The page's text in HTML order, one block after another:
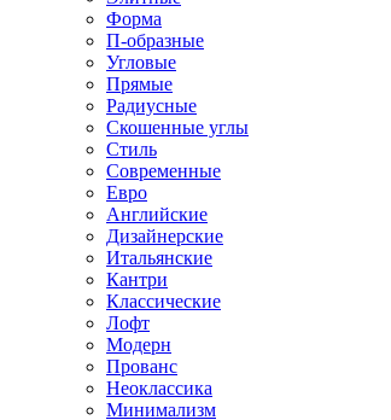
Форма
П-образные
Угловые
Прямые
Радиусные
Скошенные углы
Стиль
Современные
Евро
Английские
Дизайнерские
Итальянские
Кантри
Классические
Лофт
Модерн
Прованс
Неоклассика
Минимализм